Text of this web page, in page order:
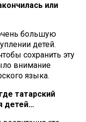
или
большую
детей.
сохранить эту
внимание
языка.
татарский
детей…